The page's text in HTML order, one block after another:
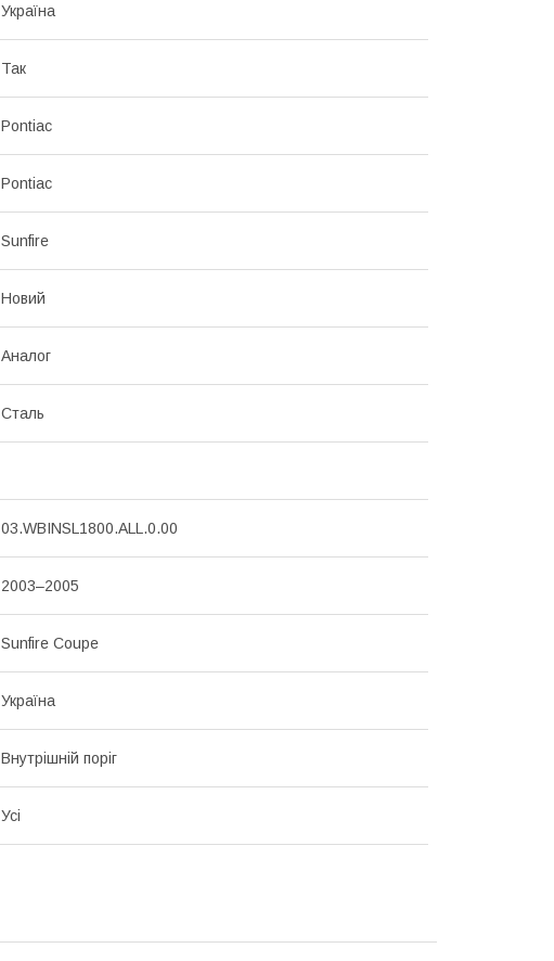
Україна
Так
Pontiac
Pontiac
Sunfire
Новий
Аналог
Сталь
03.WBINSL1800.ALL.0.00
2003–2005
Sunfire Coupe
Україна
Внутрішній поріг
Усі